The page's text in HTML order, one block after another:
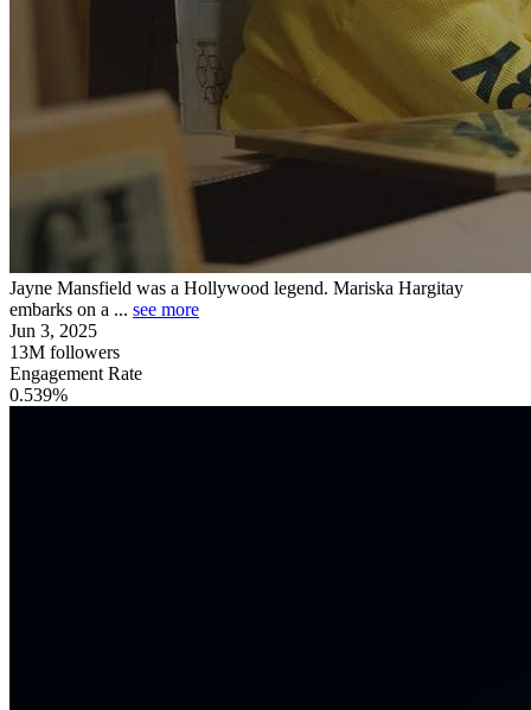
Jayne Mansfield was a Hollywood legend. Mariska Hargitay
embarks on a ... see more
Jun 3, 2025
13M followers
Engagement Rate
0.539%